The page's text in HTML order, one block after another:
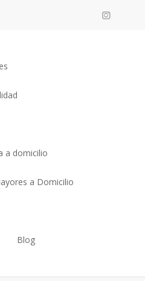
a domicilio
a Domicilio
Blog